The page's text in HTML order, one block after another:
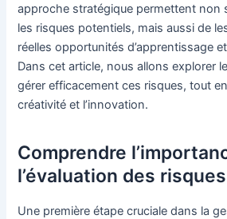
approche stratégique permettent non
les risques potentiels, mais aussi de
réelles opportunités d’apprentissage
Dans cet article, nous allons explorer
gérer efficacement ces risques, tout
créativité et l’innovation.
Comprendre
l’évaluation des risques
Une première étape cruciale dans la